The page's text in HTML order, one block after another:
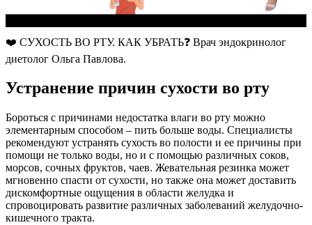
❤️ СУХОСТЬ ВО РТУ. КАК УБРАТЬ❓ Врач эндокринолог
диетолог Ольга Павлова.
Устранение причин сухости во рту
Бороться с причинами недостатка влаги во рту можно
элементарным способом – пить больше воды. Специалисты
рекомендуют устранять сухость во полости и ее причины при
помощи не только воды, но и с помощью различных соков,
морсов, сочных фруктов, чаев. Жевательная резинка может
мгновенно спасти от сухости, но также она может доставить
дискомфортные ощущения в области желудка и
спровоцировать развитие различных заболеваний желудочно-
кишечного тракта.